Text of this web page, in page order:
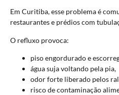
Em Curitiba, esse problema é
restaurantes e prédios com
O refluxo provoca:
piso engordurado e
água suja voltando pela pia,
odor forte liberado pelos
risco de contaminação